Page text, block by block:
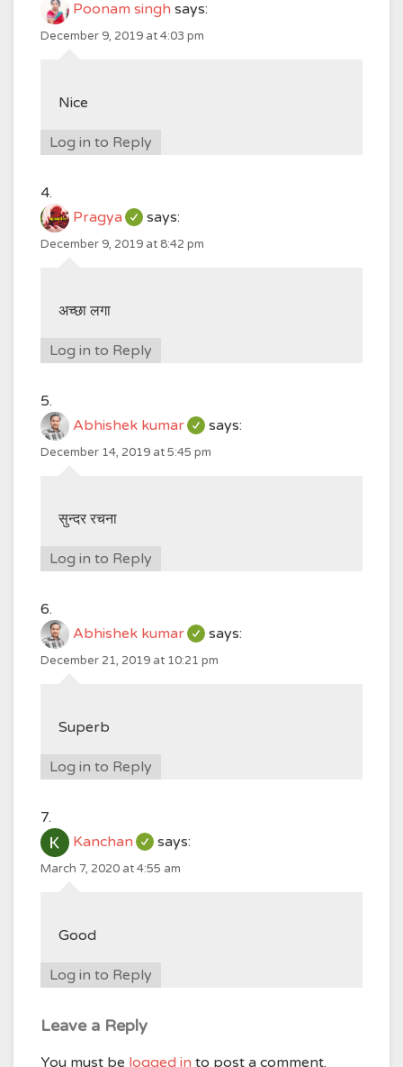
Poonam singh says:
December 9, 2019 at 4:03 pm
Nice
Log in to Reply
Pragya says:
December 9, 2019 at 8:42 pm
अच्छा लगा
Log in to Reply
Abhishek kumar says:
December 14, 2019 at 5:45 pm
सुन्दर रचना
Log in to Reply
Abhishek kumar says:
December 21, 2019 at 10:21 pm
Superb
Log in to Reply
Kanchan says:
March 7, 2020 at 4:55 am
Good
Log in to Reply
Leave a Reply
You must be logged in to post a comment.